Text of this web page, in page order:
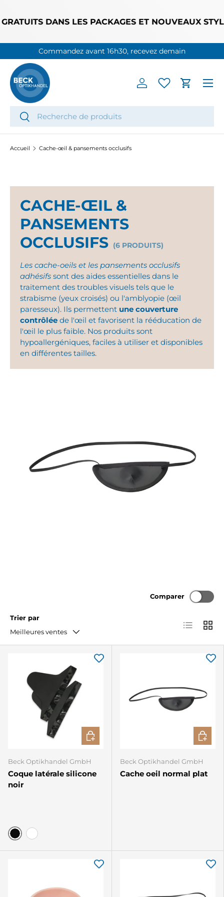
ALLER AU CONTENU
DANS LES PACKAGES ET NOUVEAUX
Commandez avant 16h30, recevez demain
Recherche
Rechercher
Se connecterPanier
Menu
Accueil Cache-œil & pansements occlusifs
CACHE-ŒIL &
PANSEMENTS
OCCLUSIFS (6 PRODUITS)
Les cache-oeils et les pansements occlusifs
adhésifs sont des aides essentielles dans le
traitement des troubles visuels tels que le
strabisme (yeux croisés) ou l'amblyopie (œil
paresseux). Ils permettent une couverture
contrôlée de l'œil et favorisent la rééducation de
l'œil le plus faible. Nos produits sont
hypoallergéniques, faciles à utiliser et disponibles
en différentes tailles.
Trier par
Meilleures ventes
Comparer
Liste Grille
Beck Optikhandel GmbH
Coque latérale silicone
noir
Noir
CHOISIR LES OPTIONS
Beck Optikhandel GmbH
Cache oeil normal plat